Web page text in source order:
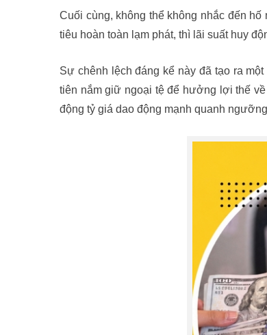
Cuối cùng, không thể không nhắc đến
tiêu hoàn toàn lạm phát, thì lãi suất huy
Sự chênh lệch đáng kể này đã tạo ra
tiên nắm giữ ngoại tệ để hưởng lợi thế
động tỷ giá dao động mạnh quanh ngưỡng